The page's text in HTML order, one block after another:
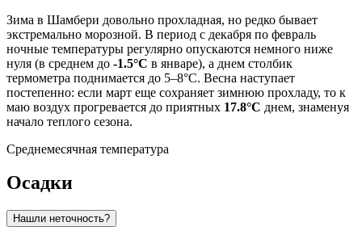
Зима в Шамбери довольно прохладная, но редко бывает
экстремально морозной. В период с декабря по февраль
ночные температуры регулярно опускаются немного ниже
нуля (в среднем до -1.5°C в январе), а днем столбик
термометра поднимается до 5–8°C. Весна наступает
постепенно: если март еще сохраняет зимнюю прохладу, то к
маю воздух прогревается до приятных 17.8°C днем, знаменуя
начало теплого сезона.
Среднемесячная температура
Осадки
Нашли неточность?